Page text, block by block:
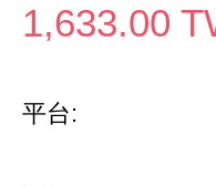
1,633.00
平台: